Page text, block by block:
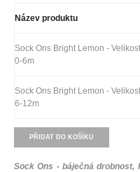
Název produktu
Sock Ons Bright Lemon - Velikost
0-6m
Sock Ons Bright Lemon - Velikost
6-12m
PŘIDAT DO KOŠÍKU
Sock Ons - báječná drobnost,